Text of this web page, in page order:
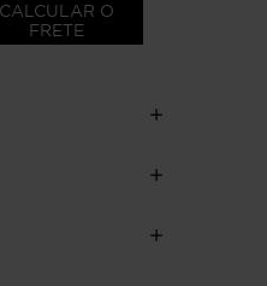
CALCULAR O
FRETE